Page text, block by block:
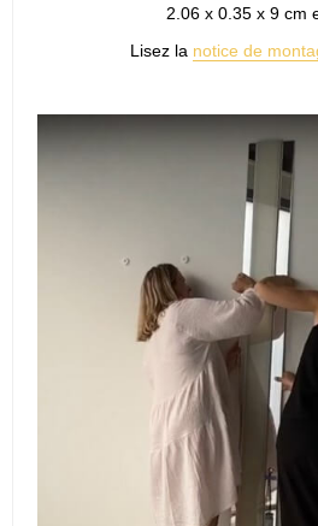
2.06 x 0.35 x 9 cm
Lisez la notice de